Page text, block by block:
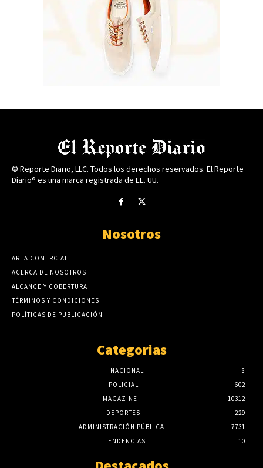
© Reporte Diario, LLC. Todos los derechos reservados. El Reporte
Diario® es una marca registrada de EE. UU.
Nosotros
AREA COMERCIAL
ACERCA DE NOSOTROS
ALCANCE Y COBERTURA
TÉRMINOS Y CONDICIONES
POLÍTICAS DE PUBLICACIÓN
Categorias
NACIONAL
8
POLICIAL
602
MAGAZINE
10312
DEPORTES
229
ADMINISTRACIÓN PÚBLICA
7731
TENDENCIAS
10